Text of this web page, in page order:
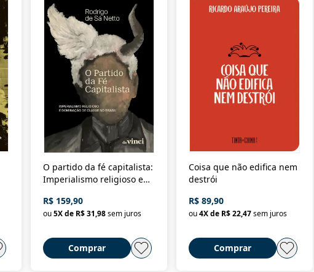
O partido da fé capitalista:
Imperialismo religioso e
Brasil
R$ 159,90
ou5X de R$ 31,98sem juros
Comprar
Coisa que não edifica nem
destrói
R$ 89,90
ou4X de R$ 22,47sem juros
Comprar